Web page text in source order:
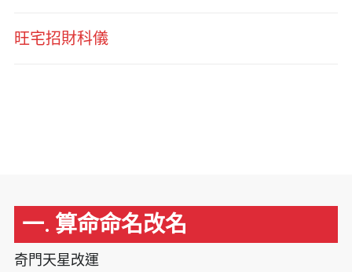
旺宅招財科儀
一. 算命命名改名
奇門天星改運